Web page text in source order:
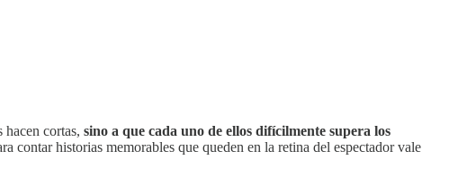
hacen cortas, sino a que cada uno de ellos difícilmente supera los
contar historias memorables que queden en la retina del espectador vale